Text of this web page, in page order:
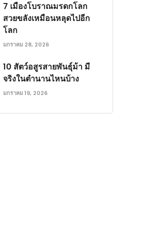
7 เมืองโบราณมรดกโลก
สวยขลังเหมือนหลุดไปอีก
โลก
มกราคม 28, 2026
10 สัตว์อสูรสายพันธุ์ม้า มี
จริงในตำนานไหนบ้าง
มกราคม 19, 2026